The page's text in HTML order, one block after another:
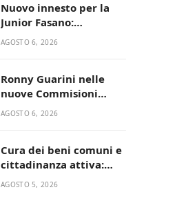
Nuovo innesto per la
Junior Fasano:
ingaggiato il
AGOSTO 6, 2026
Ronny Guarini nelle
nuove Commisioni
Acisport
AGOSTO 6, 2026
Cura dei beni comuni e
cittadinanza attiva:
online l’avviso per la
AGOSTO 5, 2026